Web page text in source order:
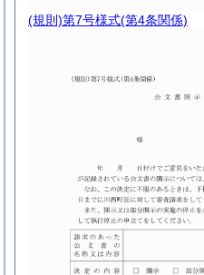
(規則)第7号様式(第4条関係)